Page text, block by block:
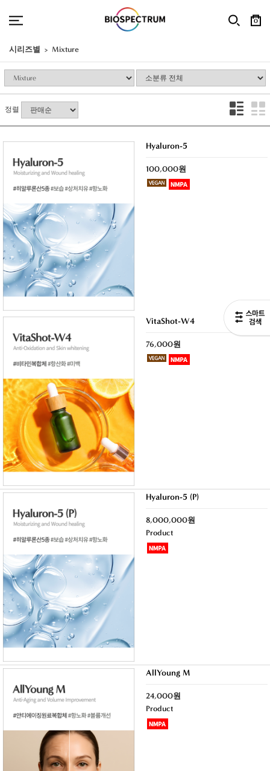
0
시리즈별 Mixture
정렬
Hyaluron-5
100,000원
VitaShot-W4
76,000원
Hyaluron-5 (P)
8,000,000원
Product
AllYoung M
24,000원
Product